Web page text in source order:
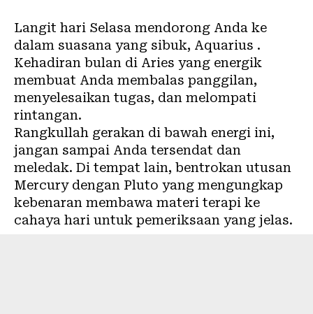
Langit hari Selasa mendorong Anda ke
dalam suasana yang sibuk, Aquarius .
Kehadiran bulan di Aries yang energik
membuat Anda membalas panggilan,
menyelesaikan tugas, dan melompati
rintangan.
Rangkullah gerakan di bawah energi ini,
jangan sampai Anda tersendat dan
meledak. Di tempat lain, bentrokan utusan
Mercury dengan Pluto yang mengungkap
kebenaran membawa materi terapi ke
cahaya hari untuk pemeriksaan yang jelas.